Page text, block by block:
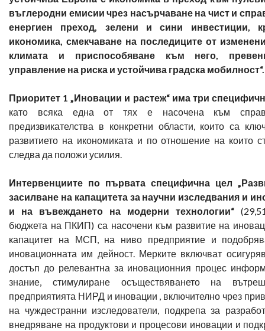
въглеродни емисии чрез насърчаване на чист и
енергиен преход, зелени и сини инвестиции,
икономика, смекчаване на последиците от
климата и приспособяване към него,
управление на риска и устойчива градска мобилност“.
Приоритет 1 „Иновации и растеж“ има три
като всяка една от тях е насочена към
предизвикателства в конкретни области, които са
развитието на икономиката и по отношение на които
следва да положи усилия.
Интервенциите по първата специфична цел
засилване на капацитета за научни изследвания и
и на въвеждането на модерни технологии“
бюджета на ПКИП) са насочени към развитие на
капацитет на МСП, на ниво предприятие и
иновационната им дейност. Мерките включват
достъп до релевантна за иновационния процес
знание, стимулиране осъществяването на
предприятията НИРД и иновации , включително чрез
на чуждестранни изследователи, подкрепа за
внедряване на продуктови и процесови иновации и